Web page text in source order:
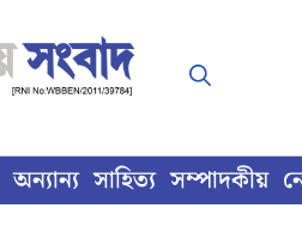
অন্যান্য সাহিত্য সম্পাদকীয়